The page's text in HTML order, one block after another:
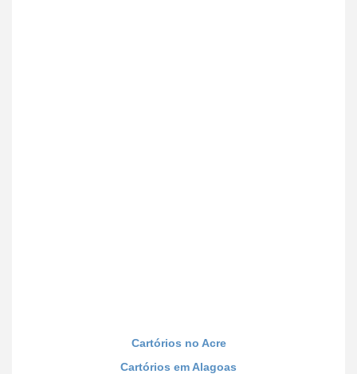
Cartórios no Acre
Cartórios em Alagoas